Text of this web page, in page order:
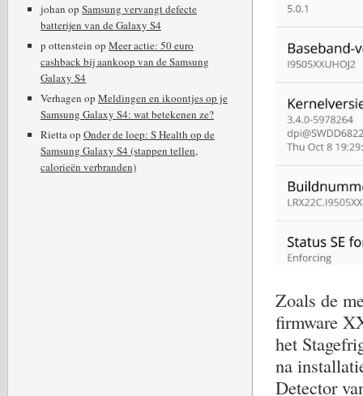
Zoals de
firmware
het
na
Detector
johan op Samsung vervangt defecte
batterijen van de Galaxy S4
p ottenstein op Meer actie: 50 euro
cashback bij aankoop van de Samsung
Galaxy S4
Verhagen op Meldingen en ikoontjes op je
Samsung Galaxy S4: wat betekenen ze?
Riettaop Onder de loep: S Health op de
Samsung Galaxy S4 (stappen tellen,
calorieën verbranden)